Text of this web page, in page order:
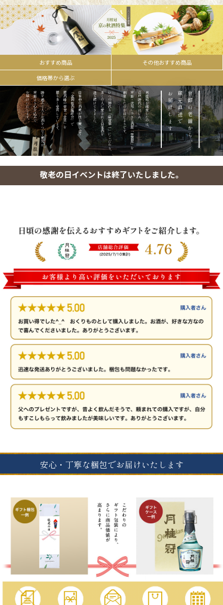
おすすめ商品
その他おすすめ商品
価格帯から選ぶ
月桂冠が誕生したのは、
江戸時代のはじめ、
京都・伏見に小さな酒屋「笠置屋」を
創業したのがはじまりです。
いつの時代も「品質第一」にこだわり、
多くの人に愛される日本酒を
造り続けてきました。
日本中の酒蔵が技を競い合う
「全国新酒鑑評会」で
最高峰の栄誉「金賞」を
最も多く受賞しています。
時を越えて人とお酒をつなぐ蔵元が、
京都より心を込めて
お届けいたします。 京都の老舗から、
蔵元直送で
お届けします。
敬老の日イベントは終了いたしました。
安心・丁寧な梱包でお届けいたします